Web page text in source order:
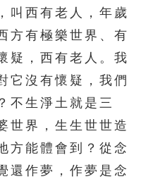
394 395
399 400
404 405
409 410
419 420
424 425
叫西有老人，年歲
方有極樂世界、有
疑，西有老人。我
它沒有懷疑，我們
不生淨土就是三
世界，生生世世造
方能體會到？從念
還作夢，作夢是念